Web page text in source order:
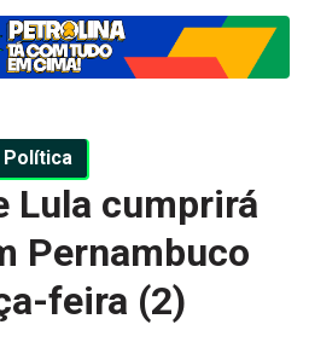
Política
Lula cumprirá
Pernambuco
feira (2)